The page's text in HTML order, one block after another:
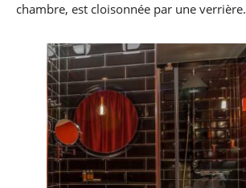
chambre, est cloisonnée par une verrière.